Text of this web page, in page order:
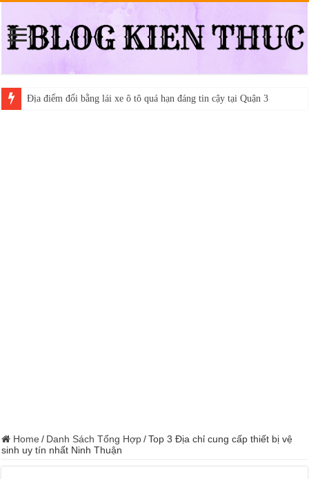
Địa điểm đổi bằng lái xe ô tô quá hạn đáng tin cậy tại Quận 3
Home / Danh Sách Tổng Hợp / Top 3 Địa chỉ cung cấp thiết bị vệ
sinh uy tín nhất Ninh Thuận